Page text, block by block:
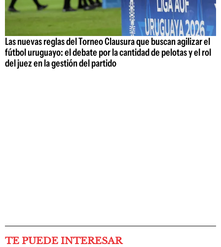
Las nuevas reglas del Torneo Clausura que buscan agilizar el
fútbol uruguayo: el debate por la cantidad de pelotas y el rol
del juez en la gestión del partido
TE PUEDE INTERESAR